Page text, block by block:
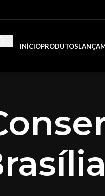
INÍCIOPRODUTOS